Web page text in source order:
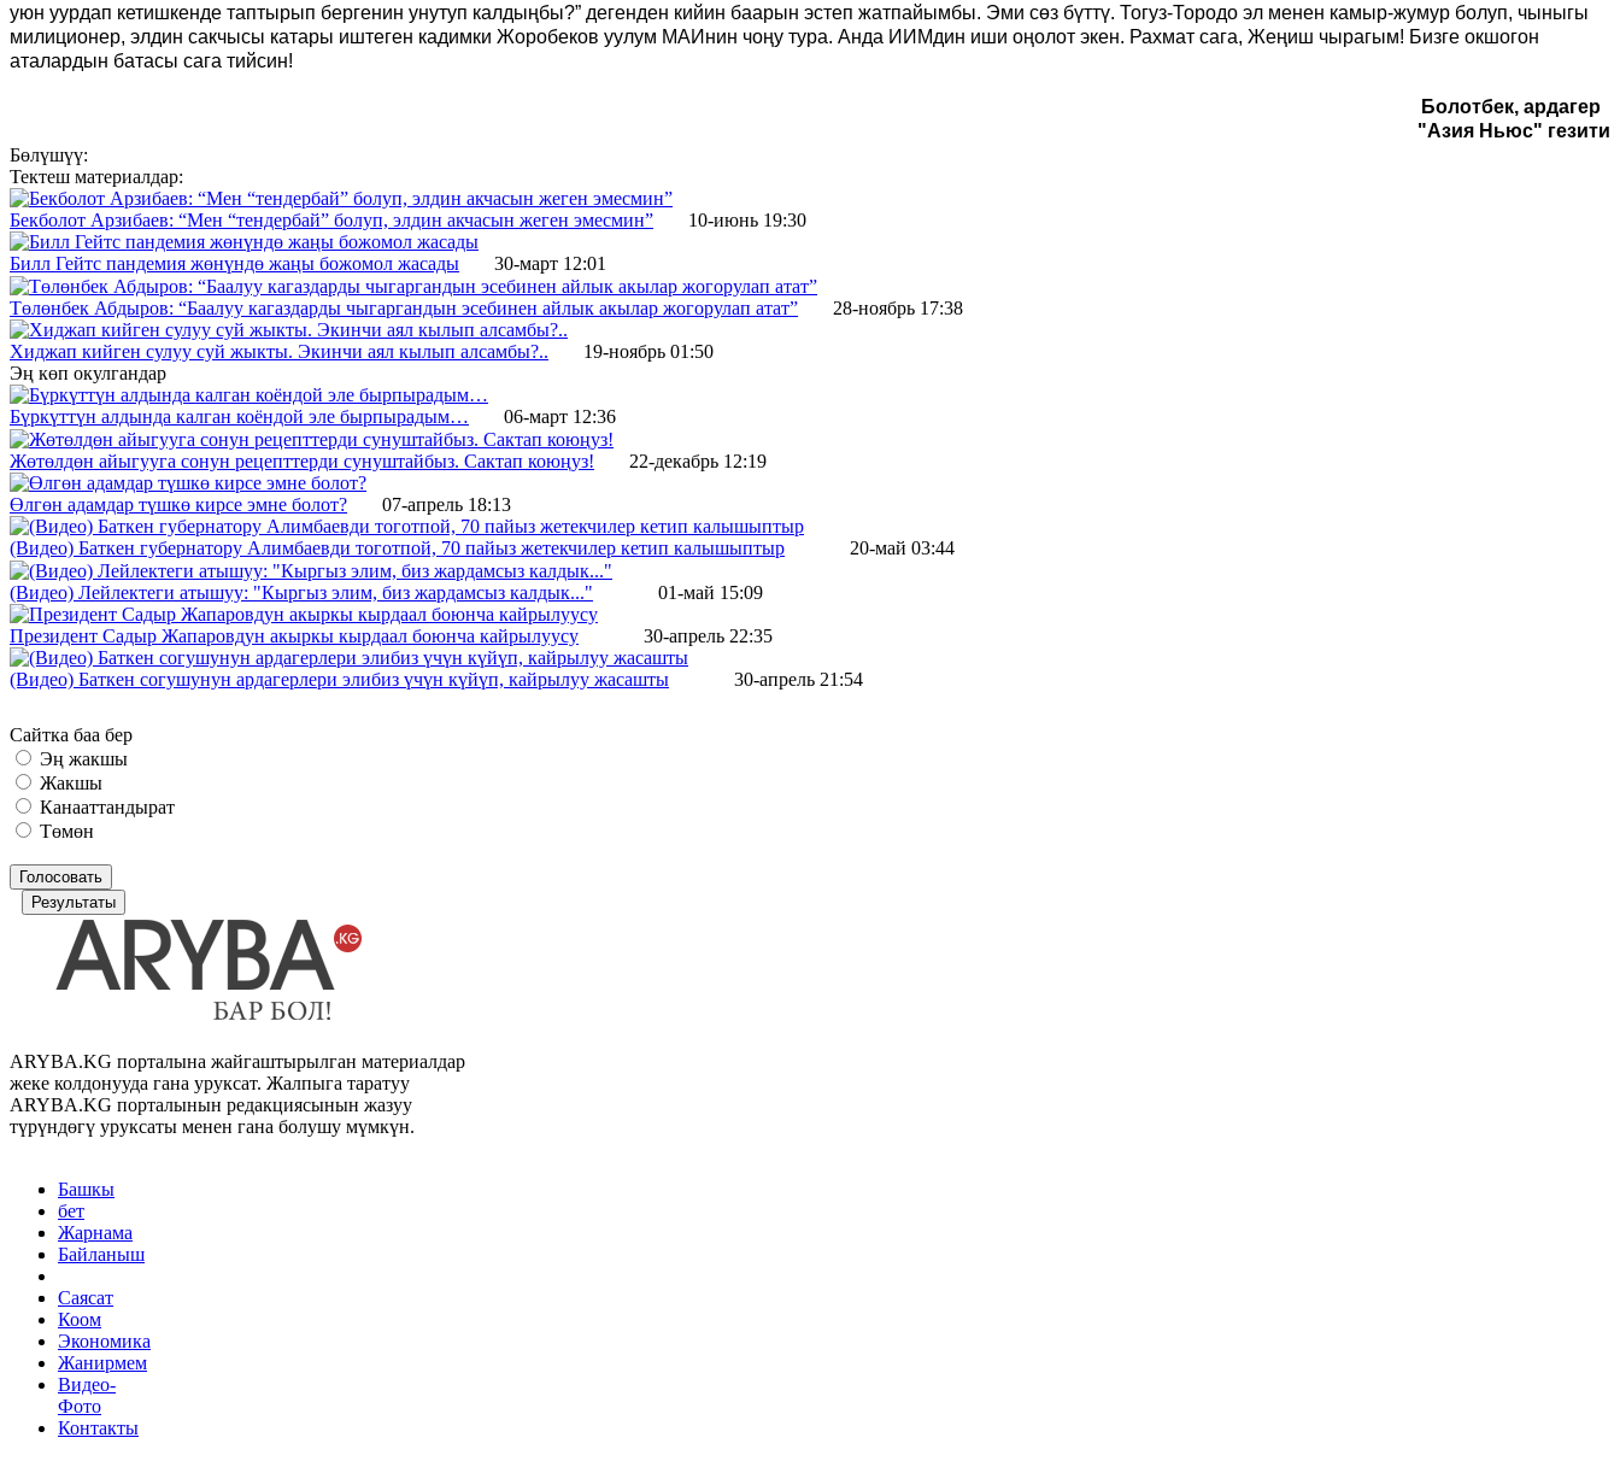
уюн уурдап кетишкенде таптырып бергенин унутуп калдыңбы?” дегенден кийин баарын эстеп жатпайымбы. Эми сөз бүттү. Тогуз-Тородо эл менен камыр-жумур болуп, чыныгы
милиционер, элдин сакчысы катары иштеген кадимки Жоробеков уулум МАИнин чоңу тура. Анда ИИМдин иши оңолот экен. Рахмат сага, Жеңиш чырагым! Бизге окшогон
аталардын батасы сага тийсин!
Болотбек, ардагер
"Азия Ньюс" гезити
Бөлүшүү:
Тектеш материалдар:
Бекболот Арзибаев: “Мен “тендербай” болуп, элдин акчасын жеген эмесмин” 10-июнь 19:30
Билл Гейтс пандемия жөнүндө жаңы божомол жасады 30-март 12:01
Төлөнбек Абдыров: “Баалуу кагаздарды чыгаргандын эсебинен айлык акылар жогорулап атат” 28-ноябрь 17:38
Хиджап кийген сулуу суй жыкты. Экинчи аял кылып алсамбы?..
19-ноябрь 01:50
Эң көп окулгандар
Бүркүттүн алдында калган коёндой эле бырпырадым… 06-март 12:36
Жөтөлдөн айыгууга сонун рецепттерди сунуштайбыз. Сактап коюңуз! 22-декабрь 12:19
Өлгөн адамдар түшкө кирсе эмне болот? 07-апрель 18:13
(Видео) Баткен губернатору Алимбаевди тоготпой, 70 пайыз жетекчилер кетип калышыптыр 20-май 03:44
(Видео) Лейлектеги атышуу: "Кыргыз элим, биз жардамсыз калдык..." 01-май 15:09
Президент Садыр Жапаровдун акыркы кырдаал боюнча кайрылуусу 30-апрель 22:35
(Видео) Баткен согушунун ардагерлери элибиз үчүн күйүп, кайрылуу жасашты 30-апрель 21:54
Сайтка баа бер
Эң жакшы
Жакшы
Канааттандырат
Төмөн
Голосовать
Результаты
ARYBA.KG порталына жайгаштырылган материалдар
жеке колдонууда гана уруксат. Жалпыга таратуу
ARYBA.KG порталынын редакциясынын жазуу
түрүндөгү уруксаты менен гана болушу мүмкүн.
Башкы
бет
Жарнама
Байланыш
Саясат
Коом
Экономика
Жанирмем
Видео-
Фото
Контакты